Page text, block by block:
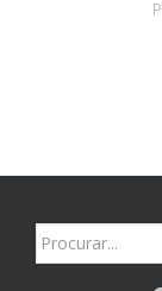
Search